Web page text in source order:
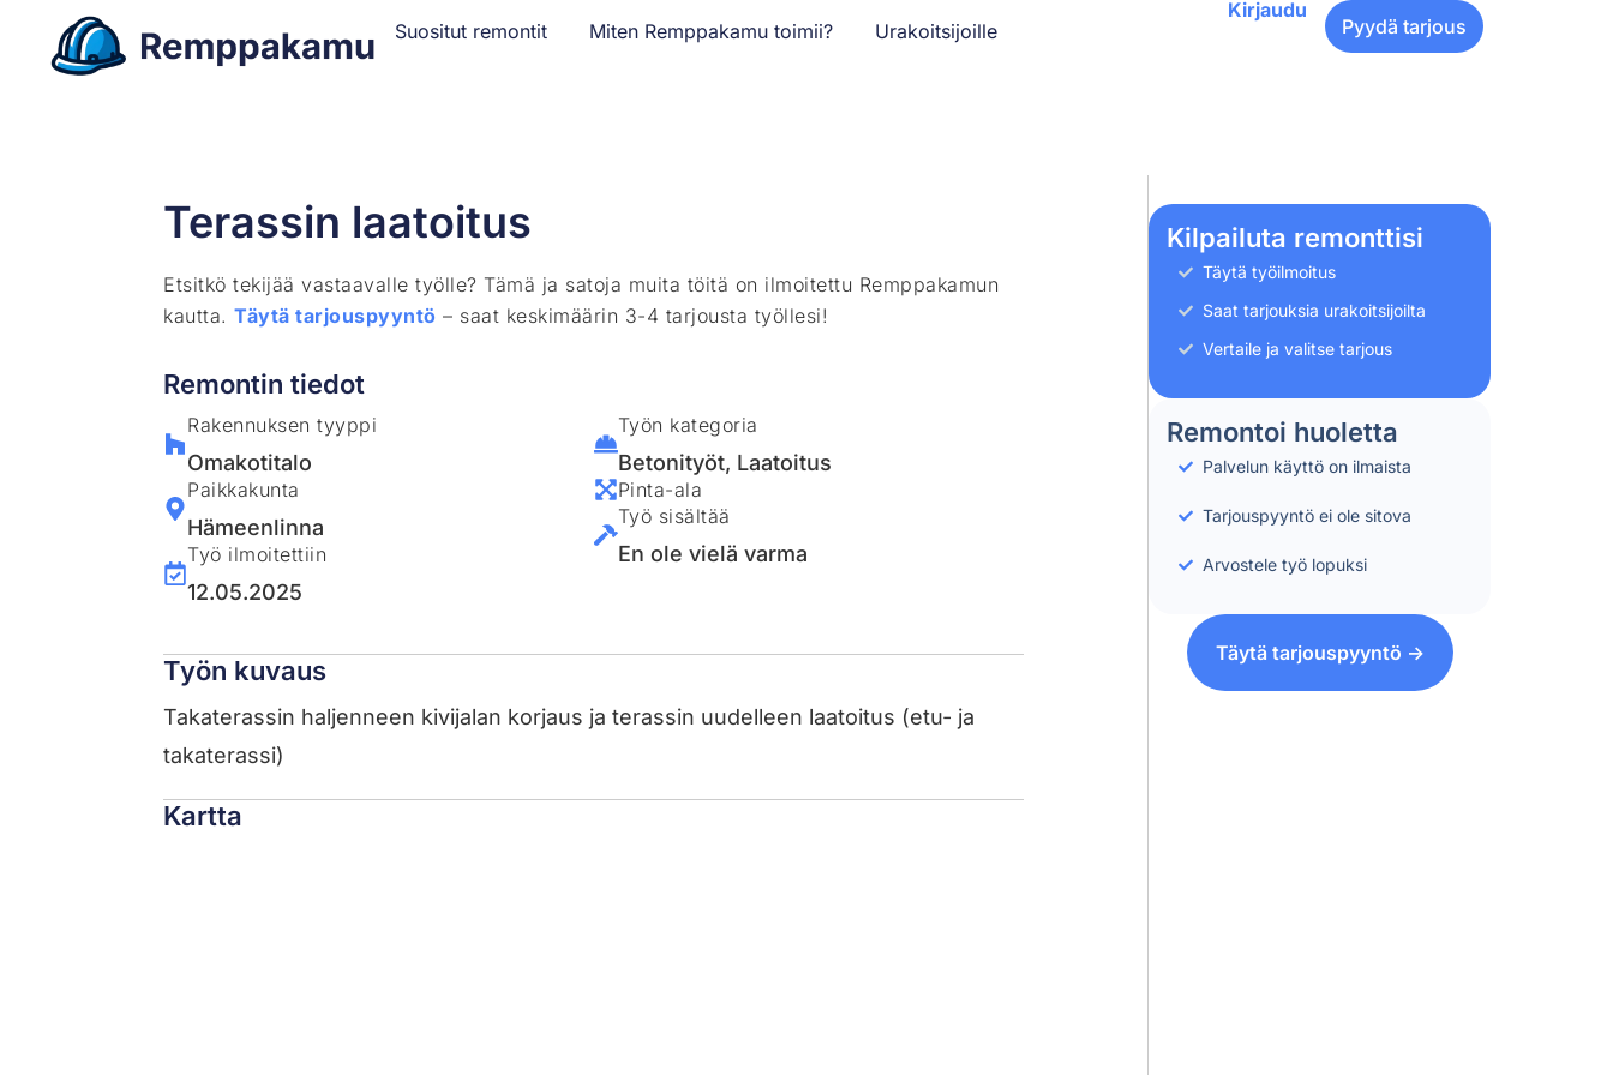
Suositut remontit Miten Remppakamu toimii? Urakoitsijoille
Kirjaudu
Pyydä tarjous
Terassin laatoitus
Etsitkö tekijää vastaavalle työlle? Tämä ja satoja muita töitä on ilmoitettu Remppakamun
kautta.Täytä tarjouspyyntö – saat keskimäärin 3-4 tarjousta työllesi!
Remontin tiedot
Rakennuksen tyyppi
Omakotitalo
Paikkakunta
Hämeenlinna
Työ ilmoitettiin
12.05.2025
Työn kategoria
Betonityöt, Laatoitus
Pinta-ala
Työ sisältää
En ole vielä varma
Työn kuvaus
Takaterassin haljenneen kivijalan korjaus ja terassin uudelleen laatoitus (etu- ja
takaterassi)
Kartta
Kilpailuta remonttisi
Täytä työilmoitus
Saat tarjouksia urakoitsijoilta
Vertaile ja valitse tarjous
Remontoi huoletta
Palvelun käyttö on ilmaista
Tarjouspyyntö ei ole sitova
Arvostele työ lopuksi
Täytä tarjouspyyntö ->